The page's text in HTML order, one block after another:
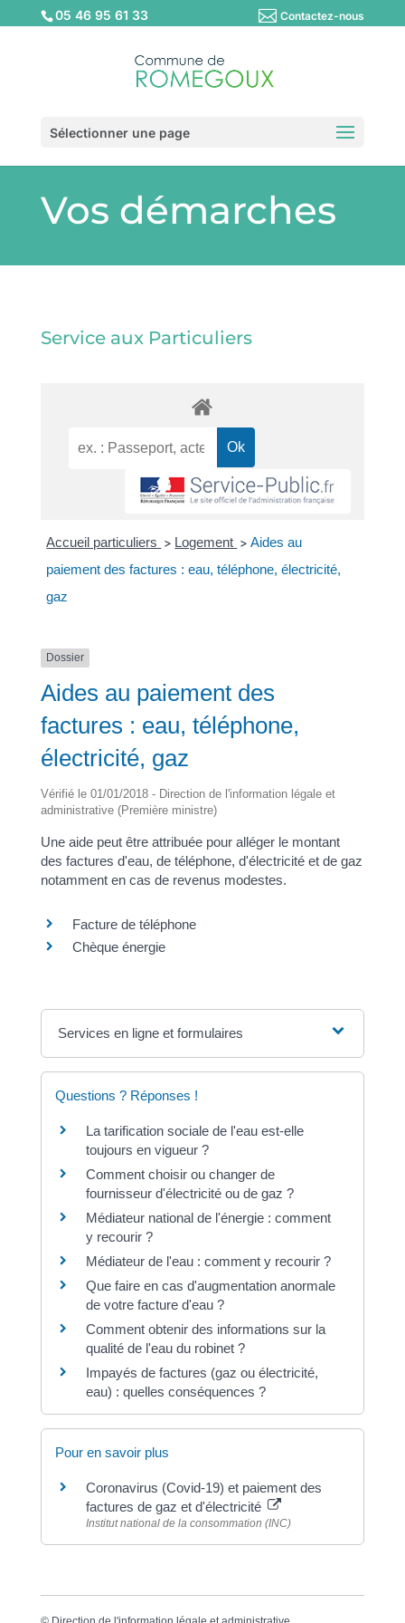
05 46 95 61 33 Contactez-nous
Sélectionner une page
Vos démarches
Service aux Particuliers
Accueil particuliers > Logement > Aides au
paiement des factures : eau, téléphone, électricité,
gaz
Dossier
Aides au paiement des
factures : eau, téléphone,
électricité, gaz
Vérifié le 01/01/2018 - Direction de l'information légale et
administrative (Première ministre)
Une aide peut être attribuée pour alléger le montant
des factures d'eau, de téléphone, d'électricité et de gaz
notamment en cas de revenus modestes.
Facture de téléphone
Chèque énergie
Services en ligne et formulaires
Questions ? Réponses !
La tarification sociale de l'eau est-elle
toujours en vigueur ?
Comment choisir ou changer de
fournisseur d'électricité ou de gaz ?
Médiateur national de l'énergie : comment
y recourir ?
Médiateur de l'eau : comment y recourir ?
Que faire en cas d'augmentation anormale
de votre facture d'eau ?
Comment obtenir des informations sur la
qualité de l'eau du robinet ?
Impayés de factures (gaz ou électricité,
eau) : quelles conséquences ?
Pour en savoir plus
Coronavirus (Covid-19) et paiement des
factures de gaz et d'électricité
Institut national de la consommation (INC)